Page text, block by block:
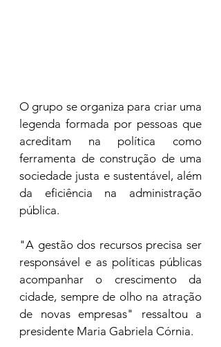
O grupo se organiza para criar uma
legenda formada por pessoas que
acreditam na política como
ferramenta de construção de uma
sociedade justa e sustentável, além
da eficiência na administração
pública.
"A gestão dos recursos precisa ser
responsável e as políticas públicas
acompanhar o crescimento da
cidade, sempre de olho na atração
de novas empresas" ressaltou a
presidente Maria Gabriela Córnia.